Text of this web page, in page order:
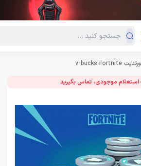
فروش ویژه
موجودی، تماس بگیرید